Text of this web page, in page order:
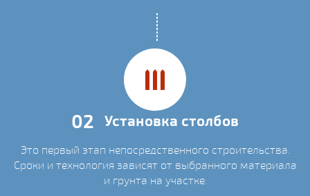
02 Установка столбов
Это первый этап непосредственного строительства.
Сроки и технология зависят от выбранного материала
и грунта на участке.